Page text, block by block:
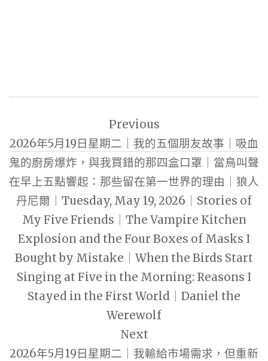
導
覽
Previous
2026年5月19日星期二｜我的五個朋友故事｜吸血
鬼的廚房爆炸，與我買錯的那四盒口罩｜當鳥叫聲
在早上五點響起：那些留在第一世界的理由｜狼人
丹尼爾｜Tuesday, May 19, 2026｜Stories of
My Five Friends｜The Vampire Kitchen
Explosion and the Four Boxes of Masks I
Bought by Mistake｜When the Birds Start
Singing at Five in the Morning: Reasons I
Stayed in the First World｜Daniel the
Werewolf
Next
2026年5月19日星期二｜我輸給市場需求，但重新